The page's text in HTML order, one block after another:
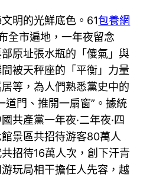
明的光鮮底色。61包養網
全市遍地，一年夜留念
原址張水瓶的「傻氣」與
被天秤座的「平衡」力量
等，為人們熟悉黨史中的
道門、推開一扇窗”。據統
共產黨一年夜·二年夜·四
景區共招待游客80萬人
招待16萬人次，創下汗青
玩局相干擔任人先容，越